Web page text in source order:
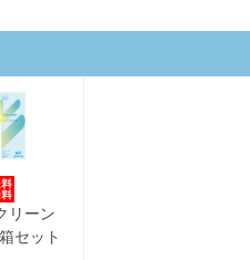
リーン
セット